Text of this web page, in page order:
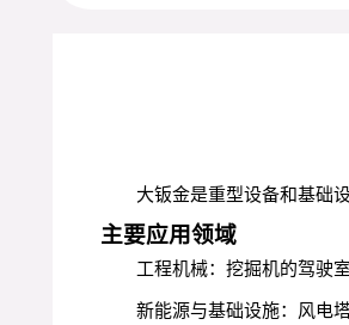
大钣金是重型设备和基础
主要应用领域
工程机械：挖掘机的驾驶
新能源与基础设施：风电